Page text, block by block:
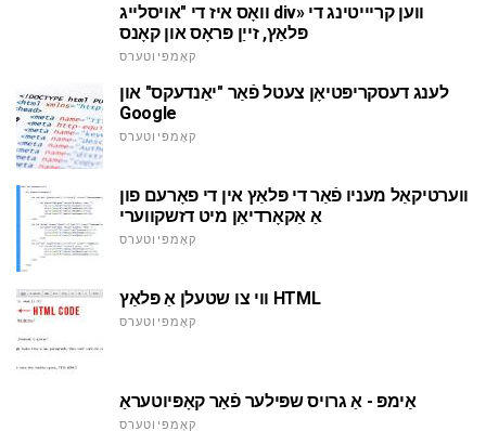
וואָס איז די "אויסלייג div» ווען קריייטינג די
פּלאַץ, זייַן פּראָס און קאָנס
קאָמפּיוטערס
לענג דעסקריפּטיאָן צעטל פֿאַר "יאַנדעקס" און
Google
קאָמפּיוטערס
ווערטיקאַל מעניו פֿאַר די פּלאַץ אין די פאָרעם פון
אַ אַקאָרדיאַן מיט דזשקווערי
קאָמפּיוטערס
ווי צו שטעלן אַ פּלאַץ HTML
קאָמפּיוטערס
אַימפּ - אַ גרויס שפּילער פֿאַר קאָפּיוטעראַ
קאָמפּיוטערס